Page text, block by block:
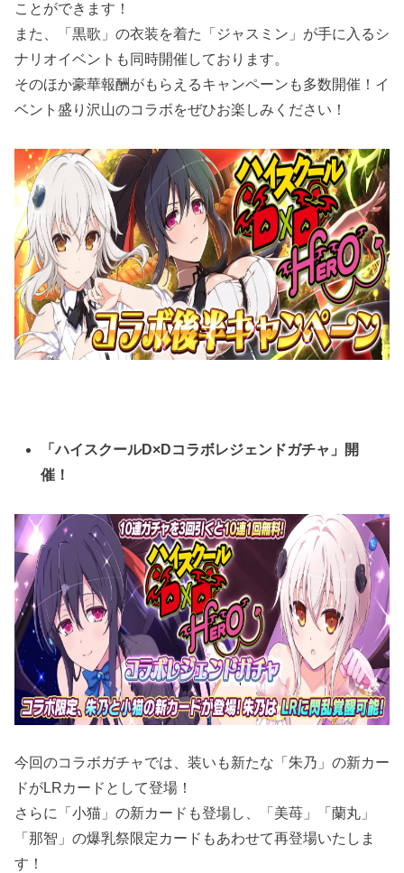
ことができます！
また、「黒歌」の衣装を着た「ジャスミン」が手に入るシ
ナリオイベントも同時開催しております。
そのほか豪華報酬がもらえるキャンペーンも多数開催！イ
ベント盛り沢山のコラボをぜひお楽しみください！
「ハイスクールD×Dコラボレジェンドガチャ」開
催！
今回のコラボガチャでは、装いも新たな「朱乃」の新カー
ドがLRカードとして登場！
さらに「小猫」の新カードも登場し、「美苺」「蘭丸」
「那智」の爆乳祭限定カードもあわせて再登場いたしま
す！